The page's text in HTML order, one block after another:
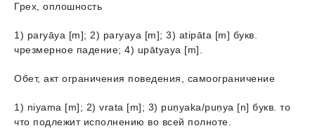
Грех, оплошность
1) paryāya [m]; 2) paryaya [m]; 3) аtipāta [m] букв.
чрезмерное падение; 4) upātyaya [m].
Обет, акт ограничения поведения, самоограничение
1) niyamа [m]; 2) vrata [m]; 3) puṇyaka/puṇya [n] букв. то
что подлежит исполнению во всей полноте.